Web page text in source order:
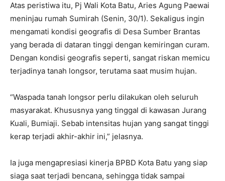
Atas peristiwa itu, Pj Wali Kota Batu, Aries Agung Paewai
meninjau rumah Sumirah (Senin, 30/1). Sekaligus ingin
mengamati kondisi geografis di Desa Sumber Brantas
yang berada di dataran tinggi dengan kemiringan curam.
Dengan kondisi geografis seperti, sangat riskan memicu
terjadinya tanah longsor, terutama saat musim hujan.
“Waspada tanah longsor perlu dilakukan oleh seluruh
masyarakat. Khususnya yang tinggal di kawasan Jurang
Kuali, Bumiaji. Sebab intensitas hujan yang sangat tinggi
kerap terjadi akhir-akhir ini,” jelasnya.
Ia juga mengapresiasi kinerja BPBD Kota Batu yang siap
siaga saat terjadi bencana, sehingga tidak sampai